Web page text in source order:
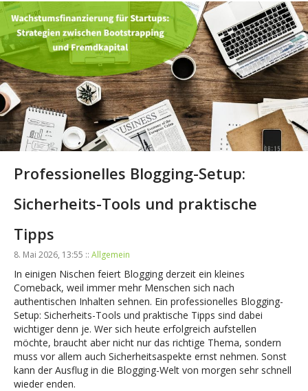
Professionelles Blogging-Setup:
Sicherheits-Tools und praktische
Tipps
8. Mai 2026, 13:55 :: Allgemein
In einigen Nischen feiert Blogging derzeit ein kleines
Comeback, weil immer mehr Menschen sich nach
authentischen Inhalten sehnen. Ein professionelles Blogging-
Setup: Sicherheits-Tools und praktische Tipps sind dabei
wichtiger denn je. Wer sich heute erfolgreich aufstellen
möchte, braucht aber nicht nur das richtige Thema, sondern
muss vor allem auch Sicherheitsaspekte ernst nehmen. Sonst
kann der Ausflug in die Blogging-Welt von morgen sehr schnell
wieder enden.